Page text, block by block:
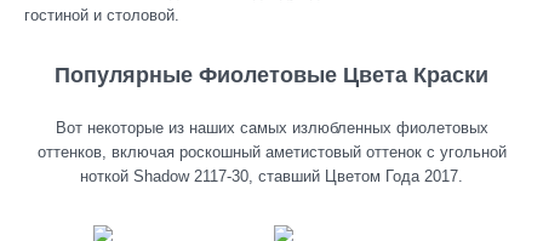
гостиной и столовой.
Популярные Фиолетовые Цвета Краски
Вот некоторые из наших самых излюбленных фиолетовых
оттенков, включая роскошный аметистовый оттенок с угольной
ноткой Shadow 2117-30, ставший Цветом Года 2017.